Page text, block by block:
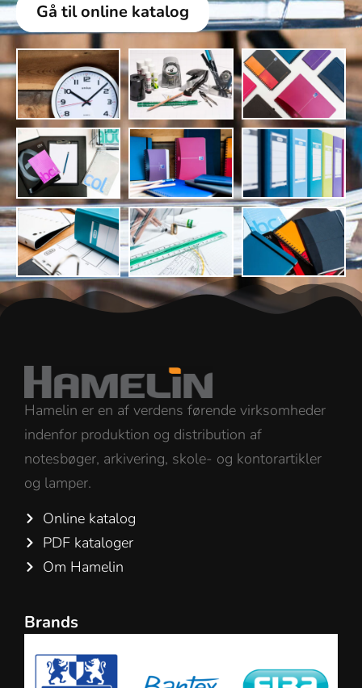
Gå til online katalog
Hamelin er en af verdens førende virksomheder
indenfor produktion og distribution af
notesbøger, arkivering, skole- og kontorartikler
og lamper.
Online katalog
PDF kataloger
Om Hamelin
Brands